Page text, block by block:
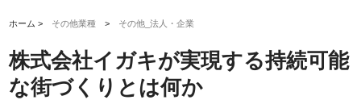
ホーム > その他業種 > その他_法人・企業
株式会社イガキが実現する持続可能
な街づくりとは何か